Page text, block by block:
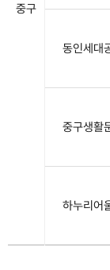
중구
동인세대
중구생활
하누리어